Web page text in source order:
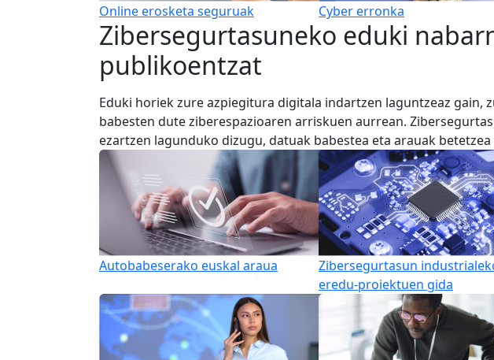
Online erosketa seguruak Cyber erronka
Zibersegurtasuneko eduki
publikoentzat
Eduki horiek zure azpiegitura digitala indartzen laguntzeaz gain,
babesten dute ziberespazioaren arriskuen aurrean.
ezartzen lagunduko dizugu, datuak babestea eta arauak
Autobabeserako euskal araua
Zibersegurtasun
eredu-proiektuen gida